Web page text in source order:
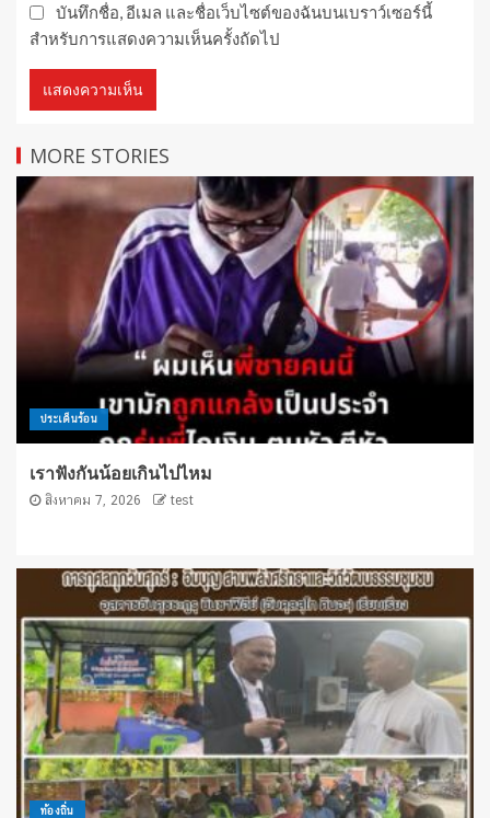
บันทึกชื่อ, อีเมล และชื่อเว็บไซต์ของฉันบนเบราว์เซอร์นี้
สำหรับการแสดงความเห็นครั้งถัดไป
MORE STORIES
ประเด็นร้อน
เราฟังกันน้อยเกินไปไหม
สิงหาคม 7, 2026 test
ท้องถิ่น